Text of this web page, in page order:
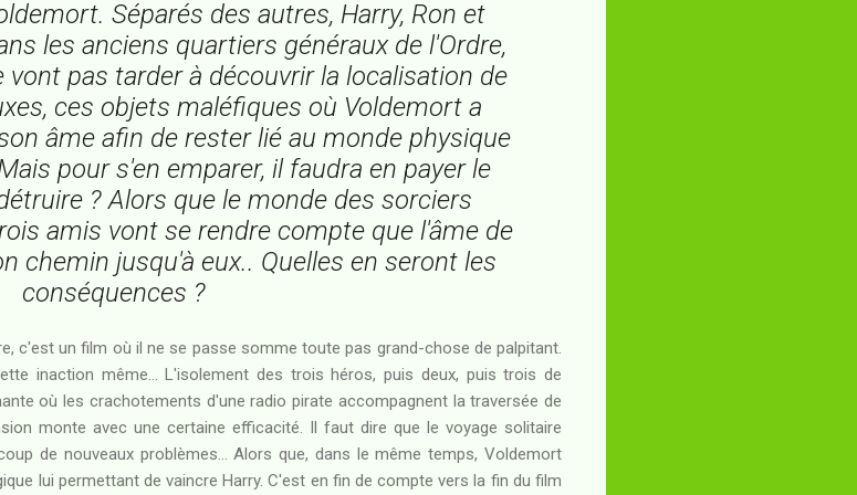
Séparés des autres, Harry, Ron et
les anciens quartiers généraux de l'Ordre,
vont pas tarder à découvrir la localisation de
ces objets maléfiques où Voldemort a
âme afin de rester lié au monde physique
pour s'en emparer, il faudra en payer le
? Alors que le monde des sorciers
amis vont se rendre compte que l'âme de
chemin jusqu'à eux.. Quelles en seront les
conséquences ?
c'est un film où il ne se passe somme toute pas grand-chose de palpitant.
inaction même... L'isolement des trois héros, puis deux, puis trois de
où les crachotements d'une radio pirate accompagnent la traversée de
monte avec une certaine efficacité. Il faut dire que le voyage solitaire
de nouveaux problèmes... Alors que, dans le même temps, Voldemort
lui permettant de vaincre Harry. C'est en fin de compte vers la fin du film